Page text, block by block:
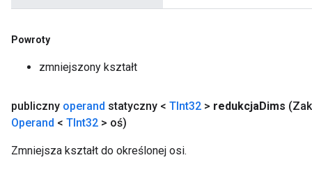
Powroty
zmniejszony kształt
publiczny operand statyczny < TInt32 > redukcjaDims
Operand < TInt32 > oś)
Zmniejsza kształt do określonej osi.